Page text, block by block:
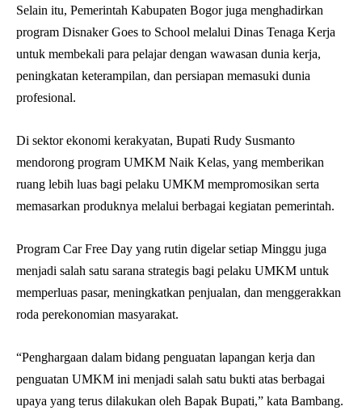
Selain itu, Pemerintah Kabupaten Bogor juga menghadirkan
program Disnaker Goes to School melalui Dinas Tenaga Kerja
untuk membekali para pelajar dengan wawasan dunia kerja,
peningkatan keterampilan, dan persiapan memasuki dunia
profesional.
Di sektor ekonomi kerakyatan, Bupati Rudy Susmanto
mendorong program UMKM Naik Kelas, yang memberikan
ruang lebih luas bagi pelaku UMKM mempromosikan serta
memasarkan produknya melalui berbagai kegiatan pemerintah.
Program Car Free Day yang rutin digelar setiap Minggu juga
menjadi salah satu sarana strategis bagi pelaku UMKM untuk
memperluas pasar, meningkatkan penjualan, dan menggerakkan
roda perekonomian masyarakat.
“Penghargaan dalam bidang penguatan lapangan kerja dan
penguatan UMKM ini menjadi salah satu bukti atas berbagai
upaya yang terus dilakukan oleh Bapak Bupati,” kata Bambang.